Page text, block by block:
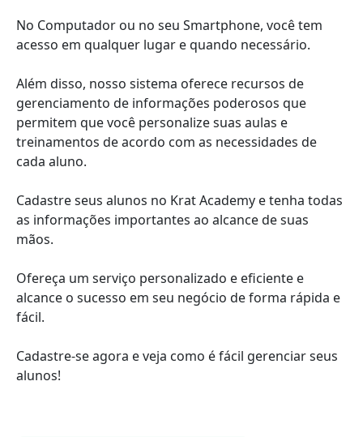
No Computador ou no seu Smartphone, você tem
acesso em qualquer lugar e quando necessário.
Além disso, nosso sistema oferece recursos de
gerenciamento de informações poderosos que
permitem que você personalize suas aulas e
treinamentos de acordo com as necessidades de
cada aluno.
Cadastre seus alunos no Krat Academy e tenha todas
as informações importantes ao alcance de suas
mãos.
Ofereça um serviço personalizado e eficiente e
alcance o sucesso em seu negócio de forma rápida e
fácil.
Cadastre-se agora e veja como é fácil gerenciar seus
alunos!